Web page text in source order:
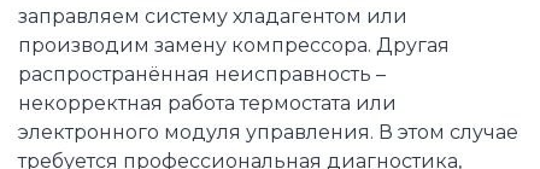
заправляем систему хладагентом или
производим замену компрессора. Другая
распространённая неисправность –
некорректная работа термостата или
электронного модуля управления. В этом случае
требуется профессиональная диагностика,